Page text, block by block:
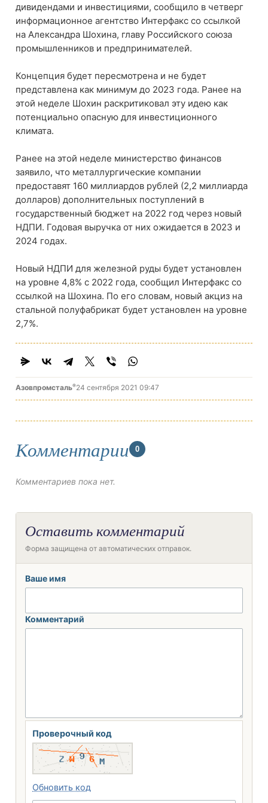
дивидендами и инвестициями, сообщило в четверг
информационное агентство Интерфакс со ссылкой
на Александра Шохина, главу Российского союза
промышленников и предпринимателей.
Концепция будет пересмотрена и не будет
представлена ​​как минимум до 2023 года. Ранее на
этой неделе Шохин раскритиковал эту идею как
потенциально опасную для инвестиционного
климата.
Ранее на этой неделе министерство финансов
заявило, что металлургические компании
предоставят 160 миллиардов рублей (2,2 миллиарда
долларов) дополнительных поступлений в
государственный бюджет на 2022 год через новый
НДПИ. Годовая выручка от них ожидается в 2023 и
2024 годах.
Новый НДПИ для железной руды будет установлен
на уровне 4,8% с 2022 года, сообщил Интерфакс со
ссылкой на Шохина. По его словам, новый акциз на
стальной полуфабрикат будет установлен на уровне
2,7%.
Азовпромсталь®24 сентября 2021 09:47
Комментарии 0
Комментариев пока нет.
Оставить комментарий
Форма защищена от автоматических отправок.
Ваше имя
Комментарий
Проверочный код
Обновить код